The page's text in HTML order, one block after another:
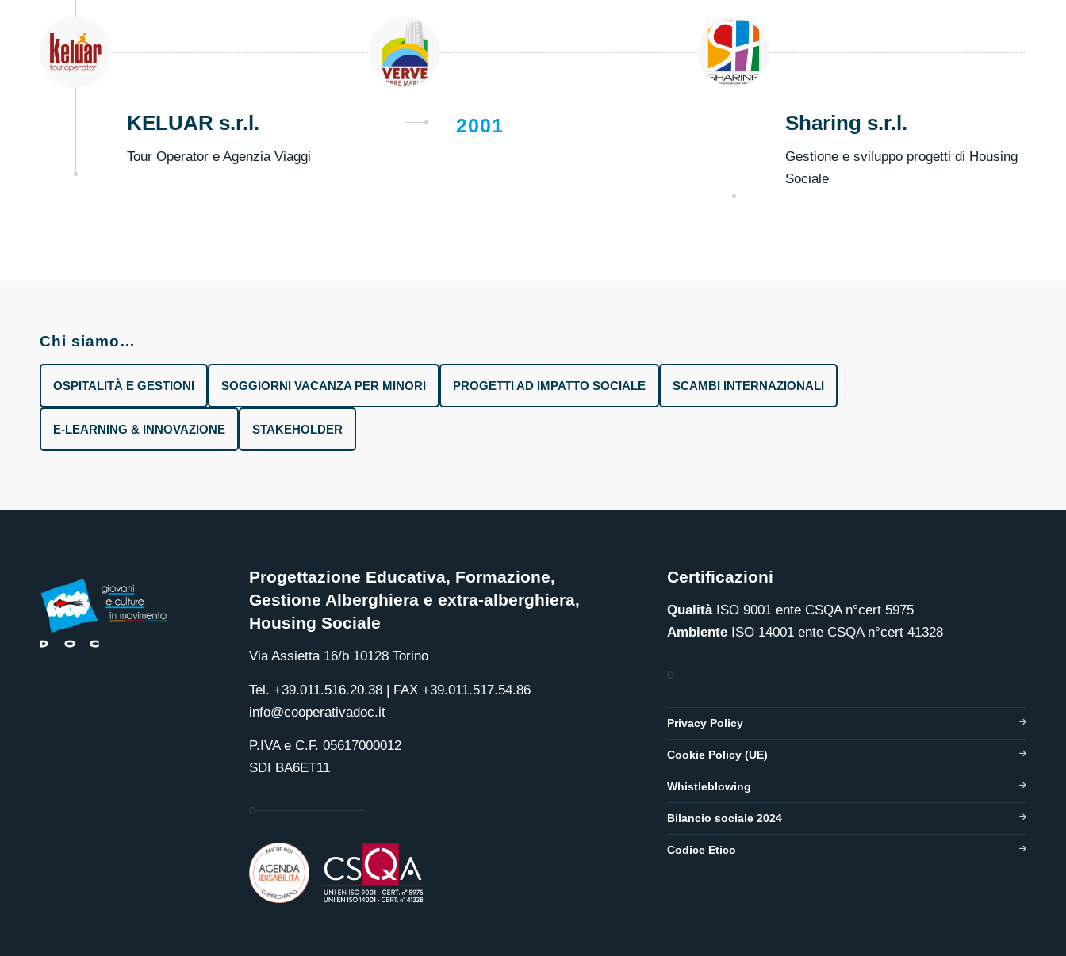
KELUAR s.r.l.
Tour Operator e Agenzia Viaggi
2001 Sharing s.r.l.
Gestione e sviluppo progetti di Housing
Sociale
Chi siamo…
OSPITALITÀ E GESTIONI SOGGIORNI VACANZA PER MINORI PROGETTI AD IMPATTO SOCIALE SCAMBI INTERNAZIONALI
E-LEARNING & INNOVAZIONE STAKEHOLDER
Progettazione Educativa, Formazione,
Gestione Alberghiera e extra-alberghiera,
Housing Sociale
Via Assietta 16/b 10128 Torino
Tel. +39.011.516.20.38 | FAX +39.011.517.54.86
info@cooperativadoc.it
P.IVA e C.F. 05617000012
SDI BA6ET11
Certificazioni
QualitàISO 9001 ente CSQA n°cert 5975
Ambiente ISO 14001 ente CSQA n°cert 41328
Privacy Policy
Cookie Policy (UE)
Whistleblowing
Bilancio sociale 2024
Codice Etico